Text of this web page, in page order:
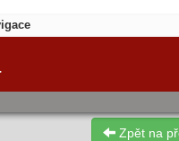
Zpět na